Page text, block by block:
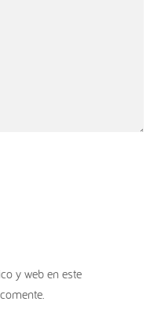
y web en este